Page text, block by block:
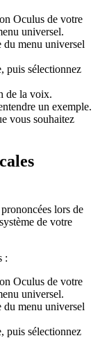
Oculus de votre
universel.
du menu universel
puis sélectionnez
de la voix.
un exemple.
vous souhaitez
lors de
de votre
:
Oculus de votre
universel.
du menu universel
puis sélectionnez